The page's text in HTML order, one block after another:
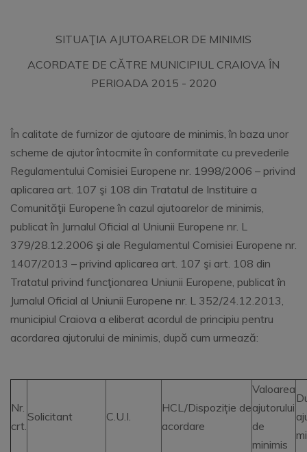
SITUAŢIA AJUTOARELOR DE MINIMIS
ACORDATE DE CĂTRE MUNICIPIUL CRAIOVA ÎN
PERIOADA 2015 - 2020
În calitate de furnizor de ajutoare de minimis, în baza unor
scheme de ajutor întocmite în conformitate cu prevederile
Regulamentului Comisiei Europene nr. 1998/2006 – privind
aplicarea art. 107 şi 108 din Tratatul de Instituire a
Comunităţii Europene în cazul ajutoarelor de minimis,
publicat în Jurnalul Oficial al Uniunii Europene nr. L
379/28.12.2006 şi ale Regulamentul Comisiei Europene nr.
1407/2013 – privind aplicarea art. 107 şi art. 108 din
Tratatul privind funcţionarea Uniunii Europene, publicat în
Jurnalul Oficial al Uniunii Europene nr. L 352/24.12.2013,
municipiul Craiova a eliberat acordul de principiu pentru
acordarea ajutorului de minimis, după cum urmează:
Nr.
crt.
Solicitant C.U.I.
HCL/Dispoziție de
acordare
Valoarea
ajutorului
de
minimis